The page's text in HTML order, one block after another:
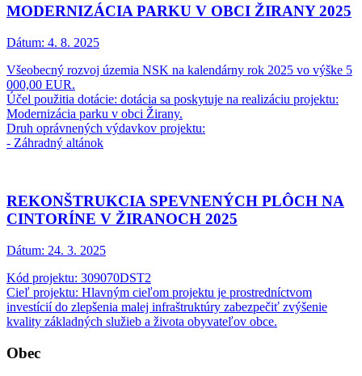
MODERNIZÁCIA PARKU V OBCI ŽIRANY 2025
Dátum: 4. 8. 2025
Všeobecný rozvoj územia NSK na kalendárny rok 2025 vo výške 5
000,00 EUR.
Účel použitia dotácie: dotácia sa poskytuje na realizáciu projektu:
Modernizácia parku v obci Žirany.
Druh oprávnených výdavkov projektu:
- Záhradný altánok
REKONŠTRUKCIA SPEVNENÝCH PLÔCH NA
CINTORÍNE V ŽIRANOCH 2025
Dátum: 24. 3. 2025
Kód projektu: 309070DST2
Cieľ projektu: Hlavným cieľom projektu je prostredníctvom
investícií do zlepšenia malej infraštruktúry zabezpečiť zvýšenie
kvality základných služieb a života obyvateľov obce.
Obec